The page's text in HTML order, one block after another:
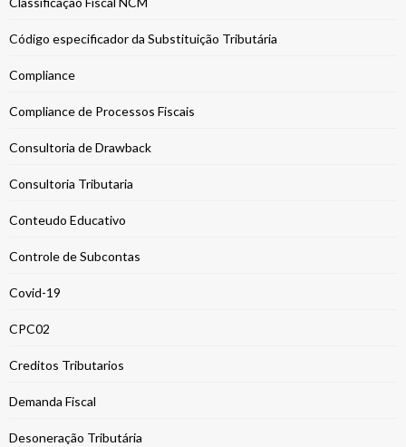
Código especificador da Substituição Tributária
Compliance
Compliance de Processos Fiscais
Consultoria de Drawback
Consultoria Tributaria
Conteudo Educativo
Controle de Subcontas
Covid-19
CPC02
Creditos Tributarios
Demanda Fiscal
Desoneração Tributária